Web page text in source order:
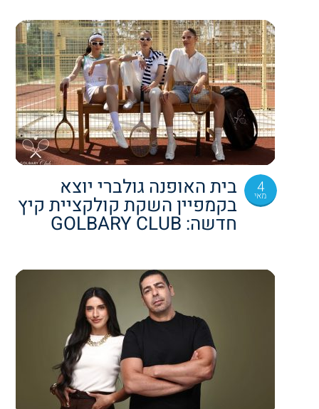
4
מאי בית האופנה גולברי יוצא
בקמפיין השקת קולקציית קיץ
חדשה: GOLBARY CLUB